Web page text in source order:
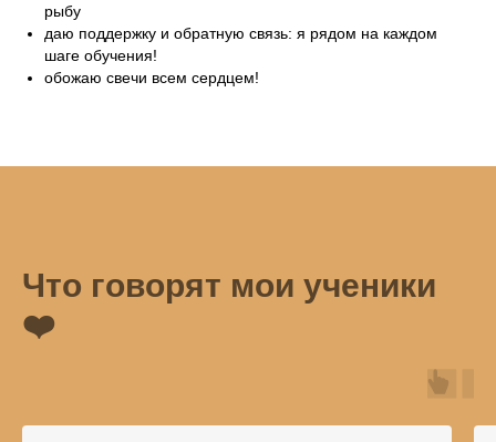
рыбу
даю поддержку и обратную связь: я рядом на каждом
шаге обучения!
обожаю свечи всем сердцем!
Что говорят мои ученики
❤️